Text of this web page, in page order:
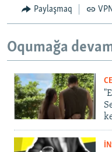
Paylaşmaq
Oqumağa